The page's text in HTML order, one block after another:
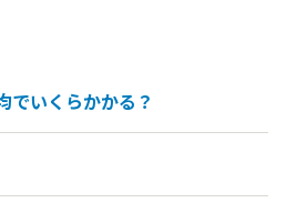
でいくらかかる？